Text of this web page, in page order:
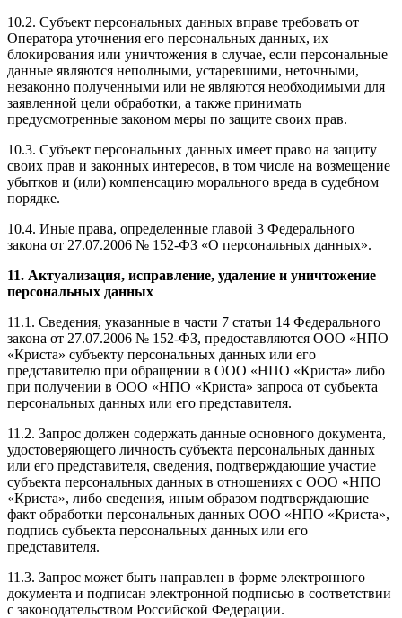
10.2. Субъект персональных данных вправе требовать от
Оператора уточнения его персональных данных, их
блокирования или уничтожения в случае, если персональные
данные являются неполными, устаревшими, неточными,
незаконно полученными или не являются необходимыми для
заявленной цели обработки, а также принимать
предусмотренные законом меры по защите своих прав.
10.3. Субъект персональных данных имеет право на защиту
своих прав и законных интересов, в том числе на возмещение
убытков и (или) компенсацию морального вреда в судебном
порядке.
10.4. Иные права, определенные главой 3 Федерального
закона от 27.07.2006 № 152-ФЗ «О персональных данных».
11. Актуализация, исправление, удаление и уничтожение
персональных данных
11.1. Сведения, указанные в части 7 статьи 14 Федерального
закона от 27.07.2006 № 152-ФЗ, предоставляются ООО «НПО
«Криста» субъекту персональных данных или его
представителю при обращении в ООО «НПО «Криста» либо
при получении в ООО «НПО «Криста» запроса от субъекта
персональных данных или его представителя.
11.2. Запрос должен содержать данные основного документа,
удостоверяющего личность субъекта персональных данных
или его представителя, сведения, подтверждающие участие
субъекта персональных данных в отношениях с ООО «НПО
«Криста», либо сведения, иным образом подтверждающие
факт обработки персональных данных ООО «НПО «Криста»,
подпись субъекта персональных данных или его
представителя.
11.3. Запрос может быть направлен в форме электронного
документа и подписан электронной подписью в соответствии
с законодательством Российской Федерации.